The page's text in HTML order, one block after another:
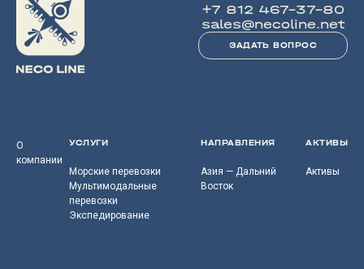
+7 812 467-37-80
sales@necoline.net
ЗАДАТЬ ВОПРОС
О
компании
УСЛУГИ
Морские перевозки
Мультимодальные
перевозки
Экспедирование
НАПРАВЛЕНИЯ
Азия — Дальний
Восток
АКТИВЫ
Активы